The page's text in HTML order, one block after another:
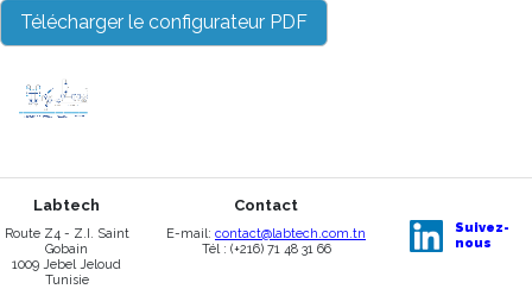
Télécharger le configurateur PDF
Labtech
Route Z4 - Z.I. Saint
Gobain
1009 Jebel Jeloud
Tunisie
Contact
E-mail: contact@labtech.com.tn
Tél : (+216) 71 48 31 66
Suivez-
nous